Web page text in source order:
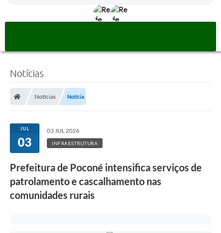
Notícias
Notícias Notícia
JUL
03
03 JUL 2026
INFRAESTRUTURA
Prefeitura de Poconé intensifica serviços de
patrolamento e cascalhamento nas
comunidades rurais